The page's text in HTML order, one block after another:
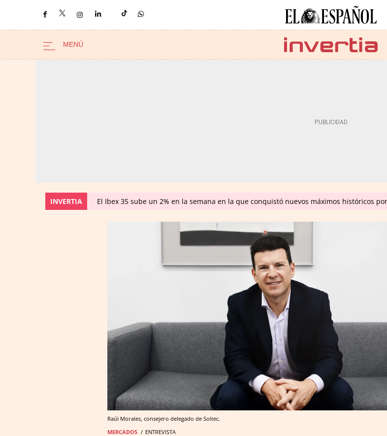
INVERTIA El Ibex 35 sube un 2% en la semana en la que conquistó nuevos máximos históricos
Raúl Morales, consejero delegado de Soltec.
MERCADOS
ENTREVISTA